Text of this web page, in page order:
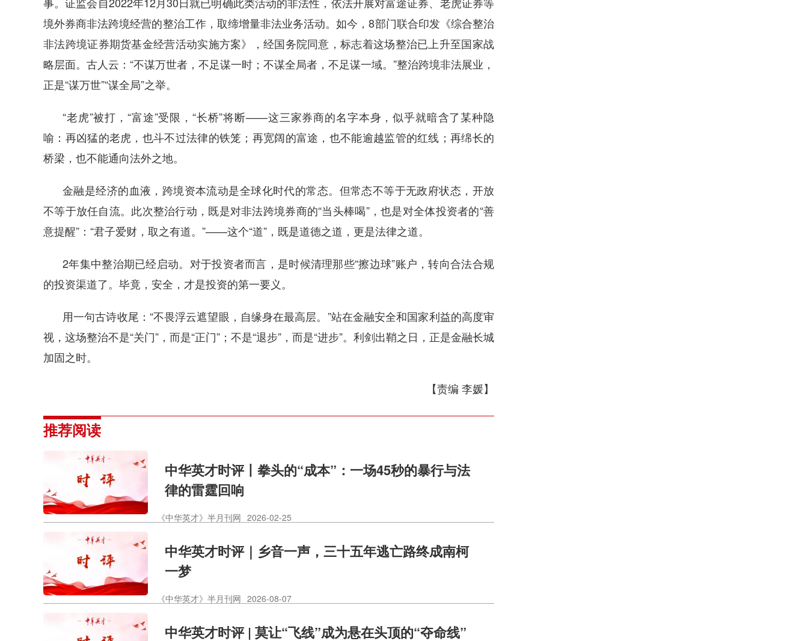
境外券商非法跨境经营的整治工作，取缔增量非法业务活动。如今，8部门联合印发《综合整治
非法跨境证券期货基金经营活动实施方案》，经国务院同意，标志着这场整治已上升至国家战
略层面。古人云：“不谋万世者，不足谋一时；不谋全局者，不足谋一域。”整治跨境非法展业，
正是“谋万世”“谋全局”之举。
“老虎”被打，“富途”受限，“长桥”将断——这三家券商的名字本身，似乎就暗含了某种隐
喻：再凶猛的老虎，也斗不过法律的铁笼；再宽阔的富途，也不能逾越监管的红线；再绵长的
桥梁，也不能通向法外之地。
金融是经济的血液，跨境资本流动是全球化时代的常态。但常态不等于无政府状态，开放
不等于放任自流。此次整治行动，既是对非法跨境券商的“当头棒喝”，也是对全体投资者的“善
意提醒”：“君子爱财，取之有道。”——这个“道”，既是道德之道，更是法律之道。
2年集中整治期已经启动。对于投资者而言，是时候清理那些“擦边球”账户，转向合法合规
的投资渠道了。毕竟，安全，才是投资的第一要义。
用一句古诗收尾：“不畏浮云遮望眼，自缘身在最高层。”站在金融安全和国家利益的高度审
视，这场整治不是“关门”，而是“正门”；不是“退步”，而是“进步”。利剑出鞘之日，正是金融长城
加固之时。
【责编 李媛】
推荐阅读
中华英才时评丨拳头的“成本”：一场45秒的暴行与法
律的雷霆回响
《中华英才》半月刊网 2026-02-25
中华英才时评｜乡音一声，三十五年逃亡路终成南柯
一梦
《中华英才》半月刊网 2026-08-07
中华英才时评 | 莫让“飞线”成为悬在头顶的“夺命线”